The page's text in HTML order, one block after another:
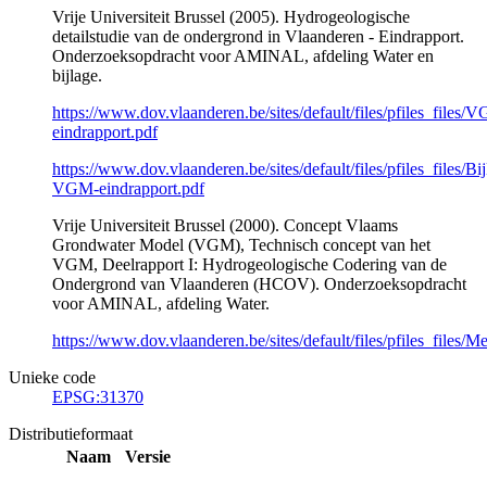
Vrije Universiteit Brussel (2005). Hydrogeologische
detailstudie van de ondergrond in Vlaanderen - Eindrapport.
Onderzoeksopdracht voor AMINAL, afdeling Water en
bijlage.
https://www.dov.vlaanderen.be/sites/default/files/pfiles_files/
eindrapport.pdf
https://www.dov.vlaanderen.be/sites/default/files/pfiles_files/
VGM-eindrapport.pdf
Vrije Universiteit Brussel (2000). Concept Vlaams
Grondwater Model (VGM), Technisch concept van het
VGM, Deelrapport I: Hydrogeologische Codering van de
Ondergrond van Vlaanderen (HCOV). Onderzoeksopdracht
voor AMINAL, afdeling Water.
https://www.dov.vlaanderen.be/sites/default/files/pfiles_files/
Unieke code
EPSG:31370
Distributieformaat
Naam
Versie